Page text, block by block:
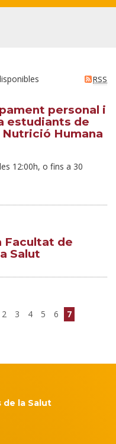
RSS
personal i
estudiants de
Humana
12:00h, o fins a 30
Facultat de
Salut
2 3 4 5 6 7
de la Salut